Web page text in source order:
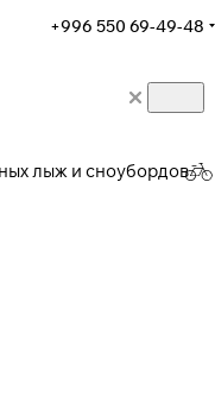
+996 550 69-49-48
лыж и сноубордов